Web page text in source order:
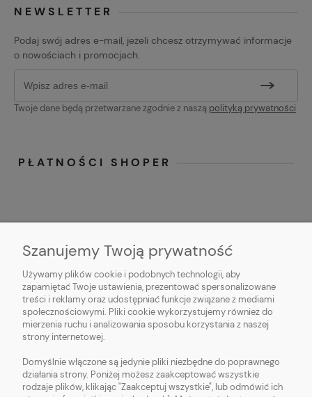
NEWSLETTER
Podaj swój adres e-mail, jeżeli chcesz otrzymywać informacje
o nowościach i promocjach.
Twoje dane będą przetwarzane zgodnie z naszą polityką prywatności
PŁATNOŚCI SHOPER
O NAS
OBSŁUGA KLIENTA
POMOC
MOJE KONTO
Szanujemy Twoją prywatność
Używamy plików cookie i podobnych technologii, aby
zapamiętać Twoje ustawienia, prezentować spersonalizowane
treści i reklamy oraz udostępniać funkcje związane z mediami
społecznościowymi. Pliki cookie wykorzystujemy również do
mierzenia ruchu i analizowania sposobu korzystania z naszej
strony internetowej.
Domyślnie włączone są jedynie pliki niezbędne do poprawnego
działania strony. Poniżej możesz zaakceptować wszystkie
rodzaje plików, klikając "Zaakceptuj wszystkie", lub odmówić ich